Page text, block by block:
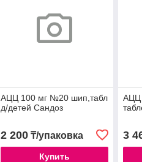
АЦЦ 100 мг №20 шип,табл
д/детей Сандоз
2 200₸/упаковка
Купить
АЦЦ
3